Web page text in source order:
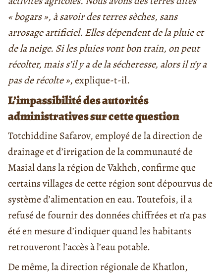
« bogars », à savoir des terres sèches, sans
arrosage artificiel. Elles dépendent de la pluie et
de la neige. Si les pluies vont bon train, on peut
récolter, mais s’il y a de la sécheresse, alors il n’y a
pas de récolte », explique-t-il.
L’impassibilité des autorités
administratives sur cette question
Totchiddine Safarov, employé de la direction de
drainage et d’irrigation de la communauté de
Masial dans la région de Vakhch, confirme que
certains villages de cette région sont dépourvus de
système d’alimentation en eau. Toutefois, il a
refusé de fournir des données chiffrées et n’a pas
été en mesure d’indiquer quand les habitants
retrouveront l’accès à l’eau potable.
De même, la direction régionale de Khatlon,